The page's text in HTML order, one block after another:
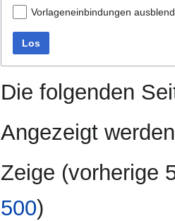
Vorlageneinbindungen
Los
Die folgenden
Angezeigt
Zeige (vorherige
500)